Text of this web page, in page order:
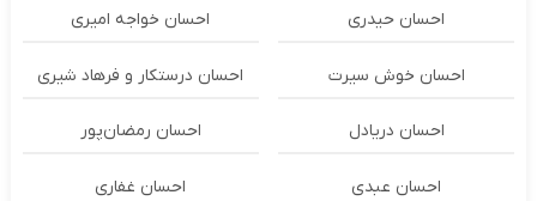
احسان حیدری احسان خواجه امیری
احسان خوش سیرت احسان درستكار و فرهاد شيرى
احسان دریادل احسان رمضان‌پور
احسان عبدی احسان غفاری